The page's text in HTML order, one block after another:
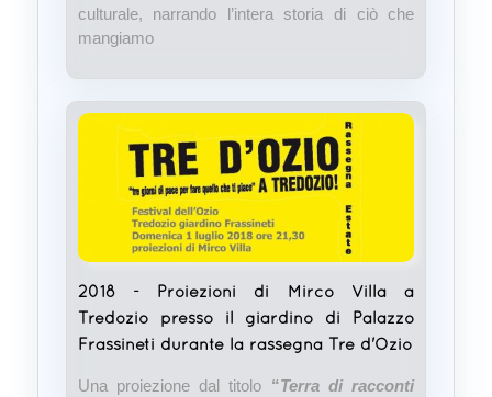
culturale, narrando l’intera storia di ciò che
mangiamo
2018 - Proiezioni di Mirco Villa a
Tredozio presso il giardino di Palazzo
Frassineti durante la rassegna Tre d'Ozio
Una proiezione dal titolo “Terra di racconti